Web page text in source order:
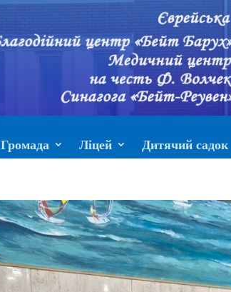
Громада Ліцей Дитячий садок